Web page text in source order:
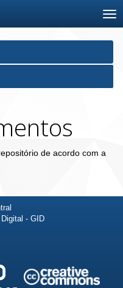
de acordo com a
- GID